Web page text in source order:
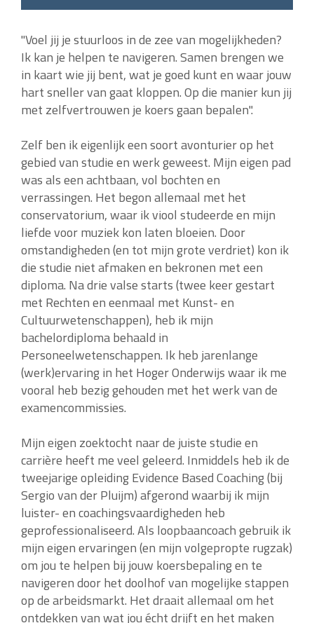
"Voel jij je stuurloos in de zee van mogelijkheden?
Ik kan je helpen te navigeren. Samen brengen we
in kaart wie jij bent, wat je goed kunt en waar jouw
hart sneller van gaat kloppen. Op die manier kun jij
met zelfvertrouwen je koers gaan bepalen".
Zelf ben ik eigenlijk een soort avonturier op het
gebied van studie en werk geweest. Mijn eigen pad
was als een achtbaan, vol bochten en
verrassingen. Het begon allemaal met het
conservatorium, waar ik viool studeerde en mijn
liefde voor muziek kon laten bloeien. Door
omstandigheden (en tot mijn grote verdriet) kon ik
die studie niet afmaken en bekronen met een
diploma. Na drie valse starts (twee keer gestart
met Rechten en eenmaal met Kunst- en
Cultuurwetenschappen), heb ik mijn
bachelordiploma behaald in
Personeelwetenschappen. Ik heb jarenlange
(werk)ervaring in het Hoger Onderwijs waar ik me
vooral heb bezig gehouden met het werk van de
examencommissies.
Mijn eigen zoektocht naar de juiste studie en
carrière heeft me veel geleerd. Inmiddels heb ik de
tweejarige opleiding Evidence Based Coaching (bij
Sergio van der Pluijm) afgerond waarbij ik mijn
luister- en coachingsvaardigheden heb
geprofessionaliseerd. Als loopbaancoach gebruik ik
mijn eigen ervaringen (en mijn volgepropte rugzak)
om jou te helpen bij jouw koersbepaling en te
navigeren door het doolhof van mogelijke stappen
op de arbeidsmarkt. Het draait allemaal om het
ontdekken van wat jou écht drijft en het maken